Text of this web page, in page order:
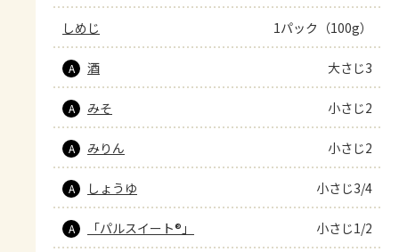
しめじ 1パック（100g）
A 酒 大さじ3
A みそ 小さじ2
A みりん 小さじ2
A しょうゆ 小さじ3/4
A 「パルスイート®」 小さじ1/2